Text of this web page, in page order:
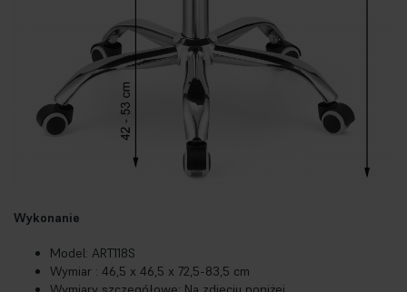
Wykonanie
Model: ART118S
Wymiar : 46,5 x 46,5 x 72,5-83,5 cm